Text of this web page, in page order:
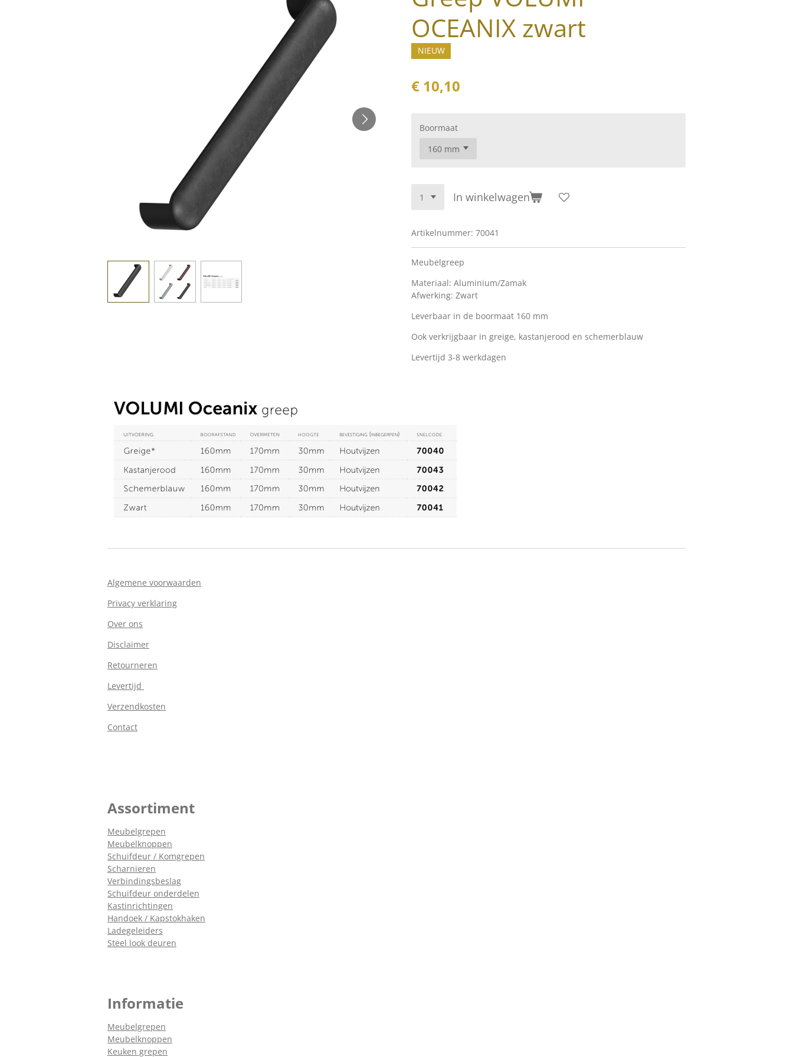
OCEANIX zwart
NIEUW
€ 10,10
Boormaat
In winkelwagen
Artikelnummer: 70041
Meubelgreep
Materiaal: Aluminium/Zamak
Afwerking: Zwart
Leverbaar in de boormaat 160 mm
Ook verkrijgbaar in greige, kastanjerood en schemerblauw
Levertijd 3-8 werkdagen
Algemene voorwaarden
Privacy verklaring
Over ons
Disclaimer
Retourneren
Levertijd
Verzendkosten
Contact
Assortiment
Meubelgrepen
Meubelknoppen
Schuifdeur / Komgrepen
Scharnieren
Verbindingsbeslag
Schuifdeur onderdelen
Kastinrichtingen
Handoek / Kapstokhaken
Ladegeleiders
Steel look deuren
Informatie
Meubelgrepen
Meubelknoppen
Keuken grepen